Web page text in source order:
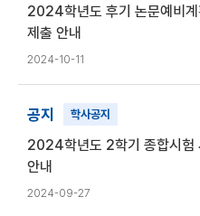
2024학년도 후기 논문예비계
제출 안내
2024-10-11
공지 학사공지
2024학년도 2학기 종합시험
안내
2024-09-27